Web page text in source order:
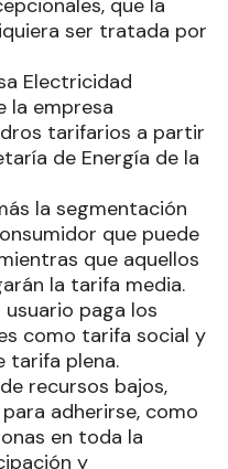
que la
ser tratada por
Electricidad
la empresa
tarifarios a partir
de Energía de la
la segmentación
que puede
que aquellos
la tarifa media.
paga los
como tarifa social y
tarifa plena.
recursos bajos,
adherirse, como
en toda la
y